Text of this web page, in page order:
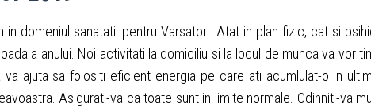
domeniul sanatatii pentru Varsatori. Atat in plan fizic, cat si
a anului. Noi activitati la domiciliu si la locul de munca va vor
ajuta sa folositi eficient energia pe care ati acumlulat-o in
Asigurati-va ca toate sunt in limite normale. Odihniti-va